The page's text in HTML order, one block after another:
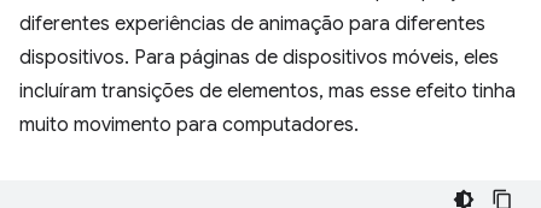
diferentes experiências de animação para diferentes
dispositivos. Para páginas de dispositivos móveis, eles
incluíram transições de elementos, mas esse efeito tinha
muito movimento para computadores.